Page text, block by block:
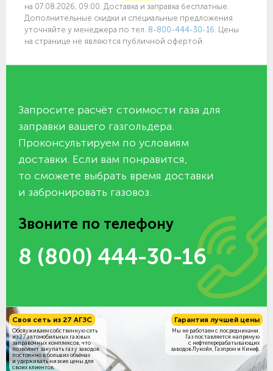
на 07.08.2026, 09:00. Доставка и заправка бесплатные.
Дополнительные скидки и специальные предложения
уточняйте у менеджера по тел. 8-800-444-30-16 . Цены
на странице не являются публичной офертой.
Запросите расчёт стоимости газа для
заправки вашего газгольдера.
Проконсультируем по условиям
доставки. Если вам понравится,
то сможете выбрать время доставки
и забронировать газовоз.
Звоните по телефону
8 (800) 444-30-16
Своя сеть из 27 АГЗС
Обслуживаем собственную сеть
из 27 автомобильных газовых
заправочных комплексов, что
позволяет закупать газ у заводов
постоянно в больших объёмах
и удерживать низкие цены для
своих клиентов.
Гарантия лучшей цены
Мы не работаем с посредниками.
Газ поставляется напрямую
с нефтеперерабатывающих
заводов Лукойл, Газпром и Кинеф.